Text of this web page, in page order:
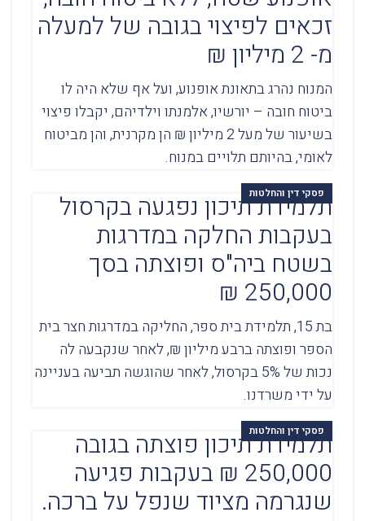
זכאים לפיצוי בגובה של למעלה
מ- 2 מיליון ₪
המנוח נהרג בתאונת אופנוע, ועל אף שלא היה לו
ביטוח חובה – יורשיו, אלמנתו וילדיהם, יקבלו פיצוי
בשיעור של מעל 2 מיליון ₪ הן מקרנית, והן מביטוח
לאומי, בהיותם תלויים במנוח.
פסקי דין והחלטות
תלמידת תיכון נפגעה בקרסול
בעקבות החלקה במדרגות
בשטח ביה"ס ופוצתה בסך
250,000 ₪
בת 15, תלמידת בית ספר, החליקה במדרגות חצר בית
הספר ופוצתה ברבע מיליון ₪, לאחר שנקבעה לה
נכות של 5% בקרסול, לאחר שהוגשה תביעה בעניינה
על ידי משרדנו.
פסקי דין והחלטות
תלמידת תיכון פוצתה בגובה
250,000 ₪ בעקבות פגיעה
שנגרמה מציוד שנפל על ברכה.